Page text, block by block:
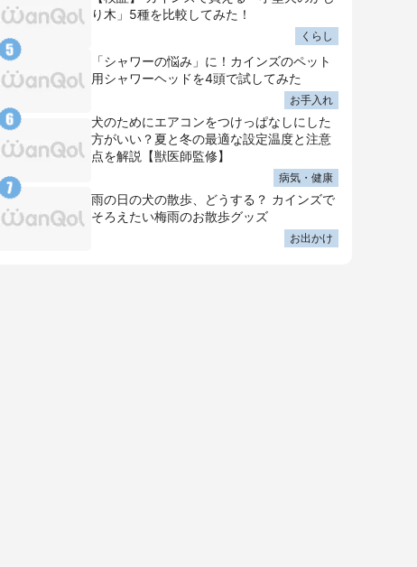
り木」5種を比較してみた！
くらし
「シャワーの悩み」に！カインズのペット
用シャワーヘッドを4頭で試してみた
お手入れ
犬のためにエアコンをつけっぱなしにした
方がいい？夏と冬の最適な設定温度と注意
点を解説【獣医師監修】
病気・健康
雨の日の犬の散歩、どうする？ カインズで
そろえたい梅雨のお散歩グッズ
お出かけ